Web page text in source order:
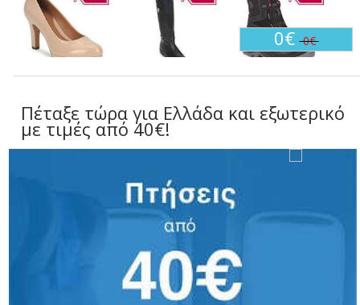
0€0€
Πέταξε τώρα για Ελλάδα και εξωτερικό
με τιμές από 40€!